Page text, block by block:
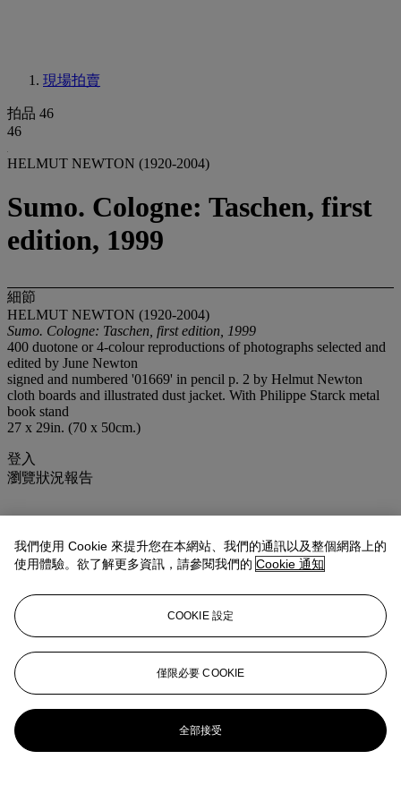
現場拍賣
拍品 46
46
HELMUT NEWTON (1920-2004)
Sumo. Cologne: Taschen, first
edition, 1999
細節
HELMUT NEWTON (1920-2004)
Sumo. Cologne: Taschen, first edition, 1999
400 duotone or 4-colour reproductions of photographs selected and
edited by June Newton
signed and numbered '01669' in pencil p. 2 by Helmut Newton
cloth boards and illustrated dust jacket. With Philippe Starck metal
book stand
27 x 29in. (70 x 50cm.)
登入
瀏覽狀況報告
我們使用 Cookie 來提升您在本網站、我們的通訊以及整個網路上的
使用體驗。欲了解更多資訊，請參閱我們的 Cookie 通知
COOKIE 設定
僅限必要 COOKIE
全部接受